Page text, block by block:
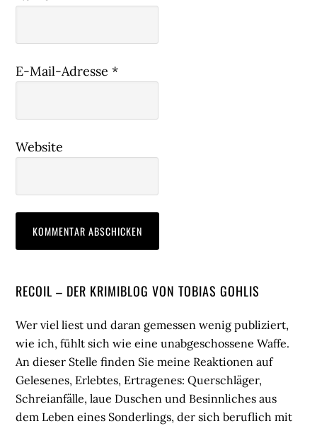
E-Mail-Adresse*
Website
Seitenspalte
RECOIL – DER KRIMIBLOG VON TOBIAS GOHLIS
Wer viel liest und daran gemessen wenig publiziert,
wie ich, fühlt sich wie eine unabgeschossene Waffe.
An dieser Stelle finden Sie meine Reaktionen auf
Gelesenes, Erlebtes, Ertragenes: Querschläger,
Schreianfälle, laue Duschen und Besinnliches aus
dem Leben eines Sonderlings, der sich beruflich mit